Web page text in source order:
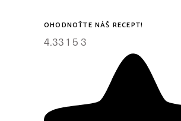
OHODNOŤTE NÁŠ RECEPT!
4.33 1 5 3